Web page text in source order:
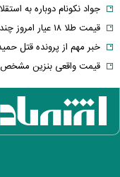
جواد نکونام دوباره به
قیمت طلا ۱۸ عیار امروز چند شد؟ / بازار طلا وارد مسیر کاهشی شد
خبر مهم از پرونده قتل
قیمت واقعی بنزین مشخص
افزایش نرخ حواله دلار در
سقوط تاریخی ذخایر نفت آمریکا؛
درخواست جنجالی نقدعلی از